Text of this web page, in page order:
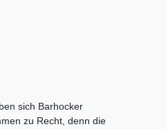
sich Barhocker
zu Recht, denn die